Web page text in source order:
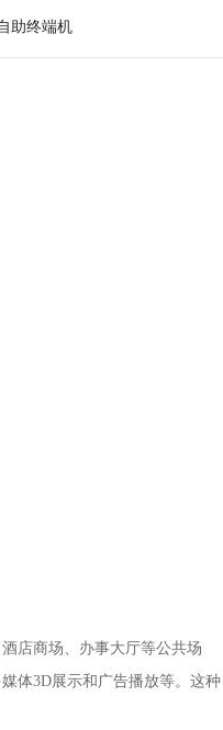
助终端机
店商场、办事大厅等公共场
体3D展示和广告播放等。这种